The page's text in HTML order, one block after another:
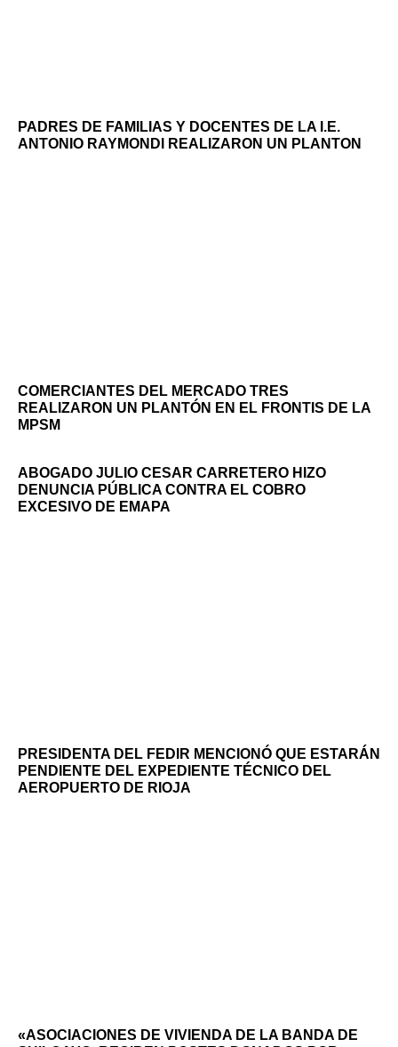
PADRES DE FAMILIAS Y DOCENTES DE LA I.E.
ANTONIO RAYMONDI REALIZARON UN PLANTON
COMERCIANTES DEL MERCADO TRES
REALIZARON UN PLANTÓN EN EL FRONTIS DE LA
MPSM
ABOGADO JULIO CESAR CARRETERO HIZO
DENUNCIA PÚBLICA CONTRA EL COBRO
EXCESIVO DE EMAPA
PRESIDENTA DEL FEDIR MENCIONÓ QUE ESTARÁN
PENDIENTE DEL EXPEDIENTE TÉCNICO DEL
AEROPUERTO DE RIOJA
«ASOCIACIONES DE VIVIENDA DE LA BANDA DE